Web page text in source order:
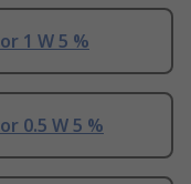
1 W 5 %
0.5 W 5 %